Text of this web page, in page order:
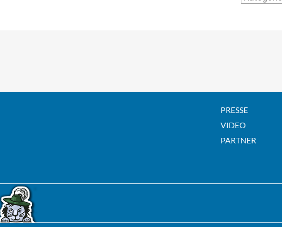
PRESSE
VIDEO
PARTNER